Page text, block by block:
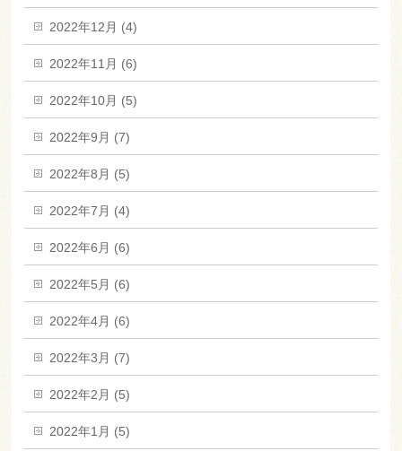
2022年12月 (4)
2022年11月 (6)
2022年10月 (5)
2022年9月 (7)
2022年8月 (5)
2022年7月 (4)
2022年6月 (6)
2022年5月 (6)
2022年4月 (6)
2022年3月 (7)
2022年2月 (5)
2022年1月 (5)